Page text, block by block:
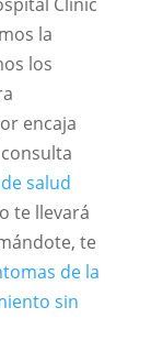
Clínic
la
los
encaja
salud
te llevará
te
de la
sin